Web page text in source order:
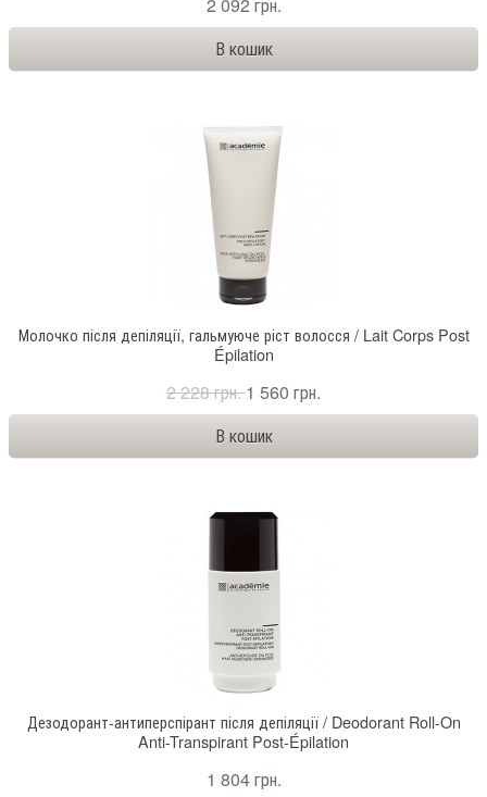
2 092 грн.
Молочко після депіляції, гальмуюче ріст волосся / Lait Corps Post
Épilation
2 228 грн.1 560 грн.
Дезодорант-антиперспірант після депіляції / Deodorant Roll-On
Anti-Transpirant Post-Épilation
1 804 грн.